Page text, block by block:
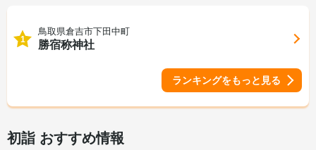
1
鳥取県倉吉市下田中町
勝宿称神社
ランキングをもっと見る
初詣 おすすめ情報